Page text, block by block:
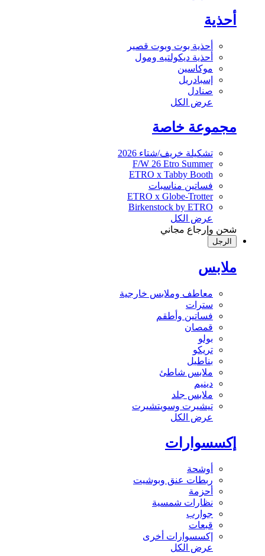
أحذية
أحذية بوت وبوت قصير
أحذية ديكولتيه ومول
موكاسين
إسبادريل
صنادل
عرض الكل
مجموعة خاصة
تشكيلة خريف/شتاء 2026
F/W 26 Etro Summer
ETRO x Tabby Booth
فساتين مناسبات
ETRO x Globe-Trotter
Birkenstock by ETRO
عرض الكل
شحن وإرجاع مجاني
الرجل
ملابس
معاطف وملابس خارجية
سترات
فساتين وأطقم
قمصان
بولو
تريكو
بناطيل
ملابس شاطئ
دينيم
ملابس جلد
تيشيرت وسويتشيرت
عرض الكل
إكسسوارات
أوشحة
ربطات عنق وبوشيت
أحزمة
نظارات شمسية
جوارب
قبعات
إكسسوارات أخرى
عرض الكل